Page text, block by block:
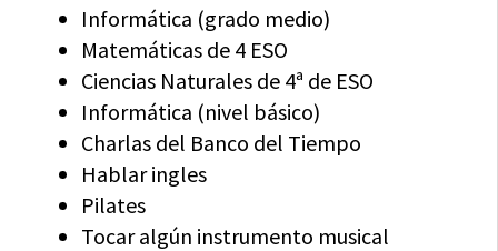
Informática (grado medio)
Matemáticas de 4 ESO
Ciencias Naturales de 4ª de ESO
Informática (nivel básico)
Charlas del Banco del Tiempo
Hablar ingles
Pilates
Tocar algún instrumento musical